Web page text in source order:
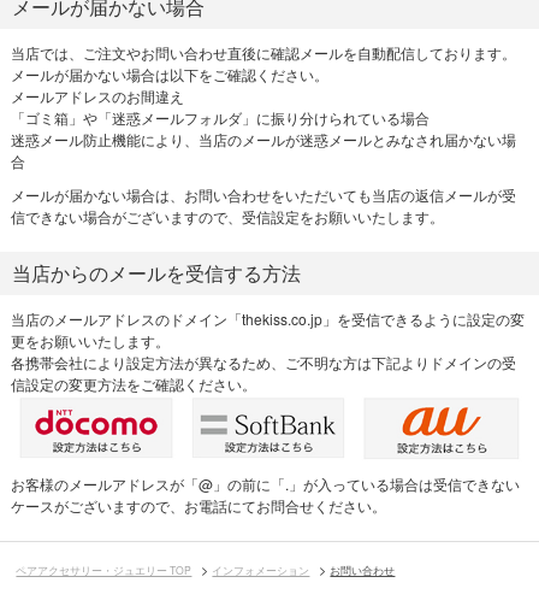
メールが届かない場合
当店では、ご注文やお問い合わせ直後に確認メールを自動配信しております。
メールが届かない場合は以下をご確認ください。
メールアドレスのお間違え
「ゴミ箱」や「迷惑メールフォルダ」に振り分けられている場合
迷惑メール防止機能により、当店のメールが迷惑メールとみなされ届かない場
合
メールが届かない場合は、お問い合わせをいただいても当店の返信メールが受
信できない場合がございますので、受信設定をお願いいたします。
当店からのメールを受信する方法
当店のメールアドレスのドメイン「thekiss.co.jp」を受信できるように設定の変
更をお願いいたします。
各携帯会社により設定方法が異なるため、ご不明な方は下記よりドメインの受
信設定の変更方法をご確認ください。
お客様のメールアドレスが「@」の前に「.」が入っている場合は受信できない
ケースがございますので、お電話にてお問合せください。
ペアアクセサリー・ジュエリー TOP インフォメーション お問い合わせ